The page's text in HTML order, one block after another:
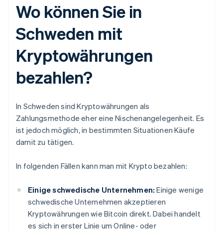
Wo können Sie in
Schweden mit
Kryptowährungen
bezahlen?
In Schweden sind Kryptowährungen als
Zahlungsmethode eher eine Nischenangelegenheit. Es
ist jedoch möglich, in bestimmten Situationen Käufe
damit zu tätigen.
In folgenden Fällen kann man mit Krypto bezahlen:
Einige schwedische Unternehmen: Einige wenige
schwedische Unternehmen akzeptieren
Kryptowährungen wie Bitcoin direkt. Dabei handelt
es sich in erster Linie um Online- oder